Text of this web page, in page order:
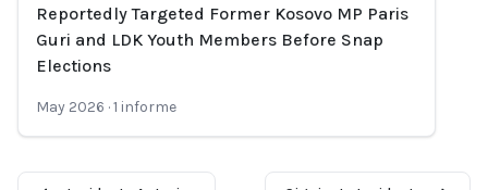
Reportedly Targeted Former Kosovo MP Paris
Guri and LDK Youth Members Before Snap
Elections
May 2026 ·1 informe